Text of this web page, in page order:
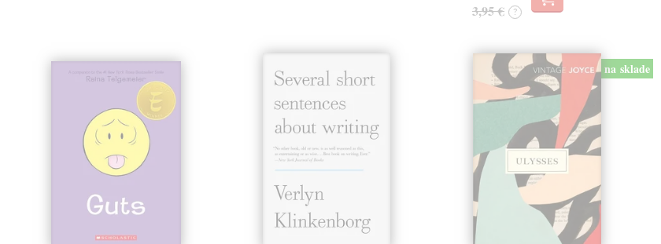
3,95 € ?
na sklade